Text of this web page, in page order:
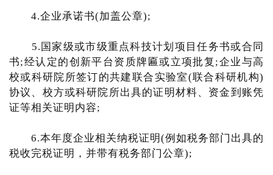
4.企业承诺书(加盖公章);
5.国家级或市级重点科技计划项目任务书或合同
书;经认定的创新平台资质牌匾或立项批复;企业与高
校或科研院所签订的共建联合实验室(联合科研机构)
协议、校方或科研院所出具的证明材料、资金到账凭
证等相关证明内容;
6.本年度企业相关纳税证明(例如税务部门出具的
税收完税证明，并带有税务部门公章);